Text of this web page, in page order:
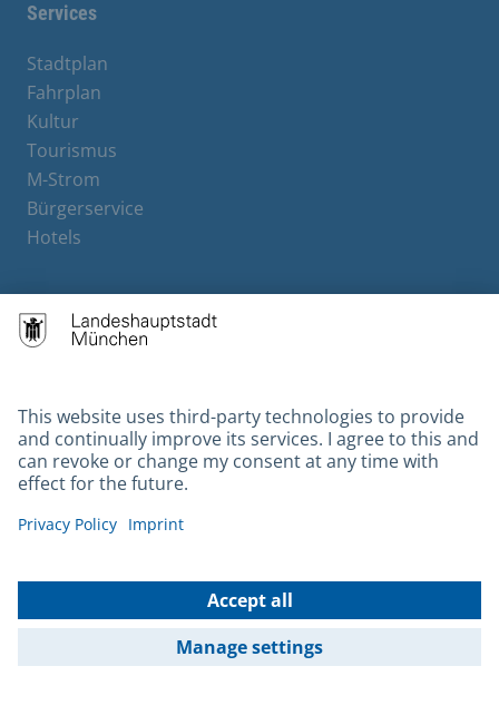
Services
Stadtplan
Fahrplan
Kultur
Tourismus
M-Strom
Bürgerservice
Hotels
Contact
Gebärdensprache
Datenschutz
Kontakt
© 2026 Portal München Betriebs GmbH & Co. KG - Ein Service der
Landeshauptstadt München und der Stadtwerke München GmbH